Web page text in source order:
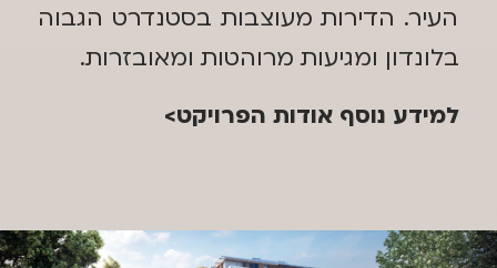
העיר. הדירות מעוצבות בסטנדרט הגבוה
בלונדון ומגיעות מרוהטות ומאובזרות.
למידע נוסף אודות הפרויקט>